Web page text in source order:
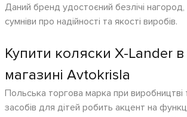
Даний бренд удостоєний безлічі
сумніви про надійності та якості виробів.
Купити коляски X-Lander в
магазині Avtokrisla
Польська торгова марка при виробництві
засобів для дітей робить акцент на